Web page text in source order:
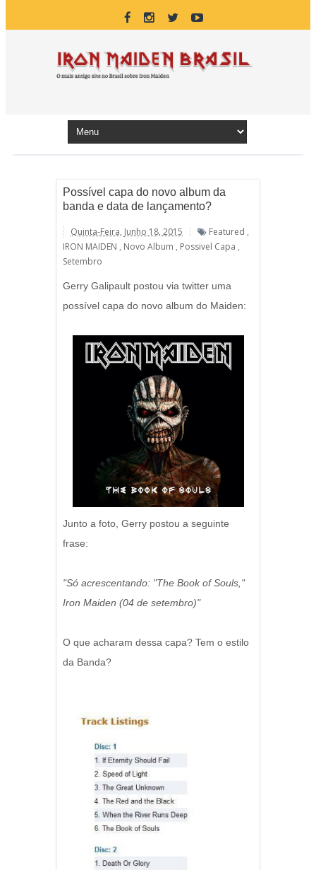
Possível capa do novo album da
banda e data de lançamento?
Quinta-Feira, Junho 18, 2015 Featured ,
IRON MAIDEN , Novo Album , Possivel Capa ,
Setembro
Gerry Galipault postou via twitter uma
possível capa do novo album do Maiden:
Junto a foto, Gerry postou a seguinte
frase:
"Só acrescentando: "The Book of Souls "
Iron Maiden (04 de setembro)"
O que acharam dessa capa? Tem o estilo
da Banda?